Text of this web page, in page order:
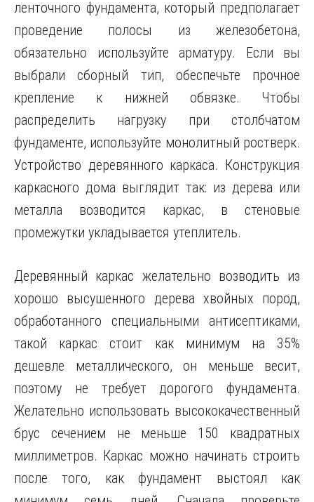
ленточного фундамента, который предполагает
проведение полосы из железобетона,
обязательно используйте арматуру. Если вы
выбрали сборный тип, обеспечьте прочное
крепление к нижней обвязке. Чтобы
распределить нагрузку при столбчатом
фундаменте, используйте монолитный ростверк.
Устройство деревянного каркаса. Конструкция
каркасного дома выглядит так: из дерева или
металла возводится каркас, в стеновые
промежутки укладывается утеплитель.
Деревянный каркас желательно возводить из
хорошо высушенного дерева хвойных пород,
обработанного специальными антисептиками,
такой каркас стоит как минимум на 35%
дешевле металлического, он меньше весит,
поэтому не требует дорогого фундамента.
Желательно использовать высококачественный
брус сечением не меньше 150 квадратных
миллиметров. Каркас можно начинать строить
после того, как фундамент выстоял как